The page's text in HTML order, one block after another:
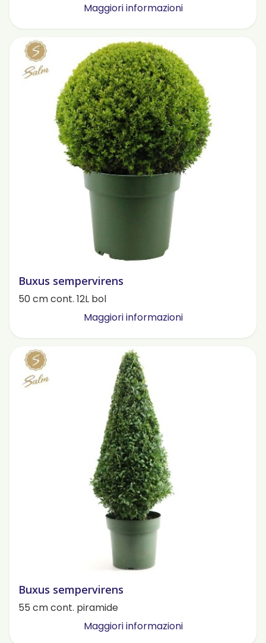
Maggiori informazioni
Buxus sempervirens
50 cm cont. 12L bol
Maggiori informazioni
Buxus sempervirens
55 cm cont. piramide
Maggiori informazioni